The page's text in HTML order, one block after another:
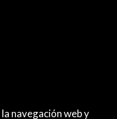
navegación web y